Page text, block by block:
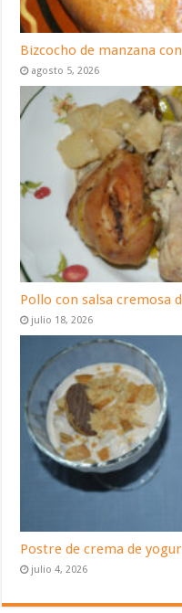
Bizcocho de manzana
agosto 5, 2026
Pollo con salsa cremosa
julio 18, 2026
Postre de crema de
julio 4, 2026